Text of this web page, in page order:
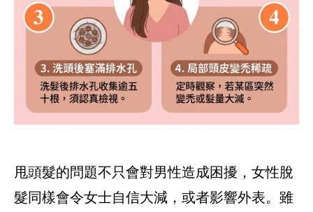
甩頭髮的問題不只會對男性造成困擾，女性脫
髮同樣會令女士自信大減，或者影響外表。雖